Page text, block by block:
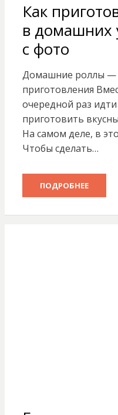
Как
в домашних
с фото
Домашние роллы
приготовления
очередной раз
приготовить
На самом деле, в
Чтобы сделать…
ПОДРОБНЕЕ